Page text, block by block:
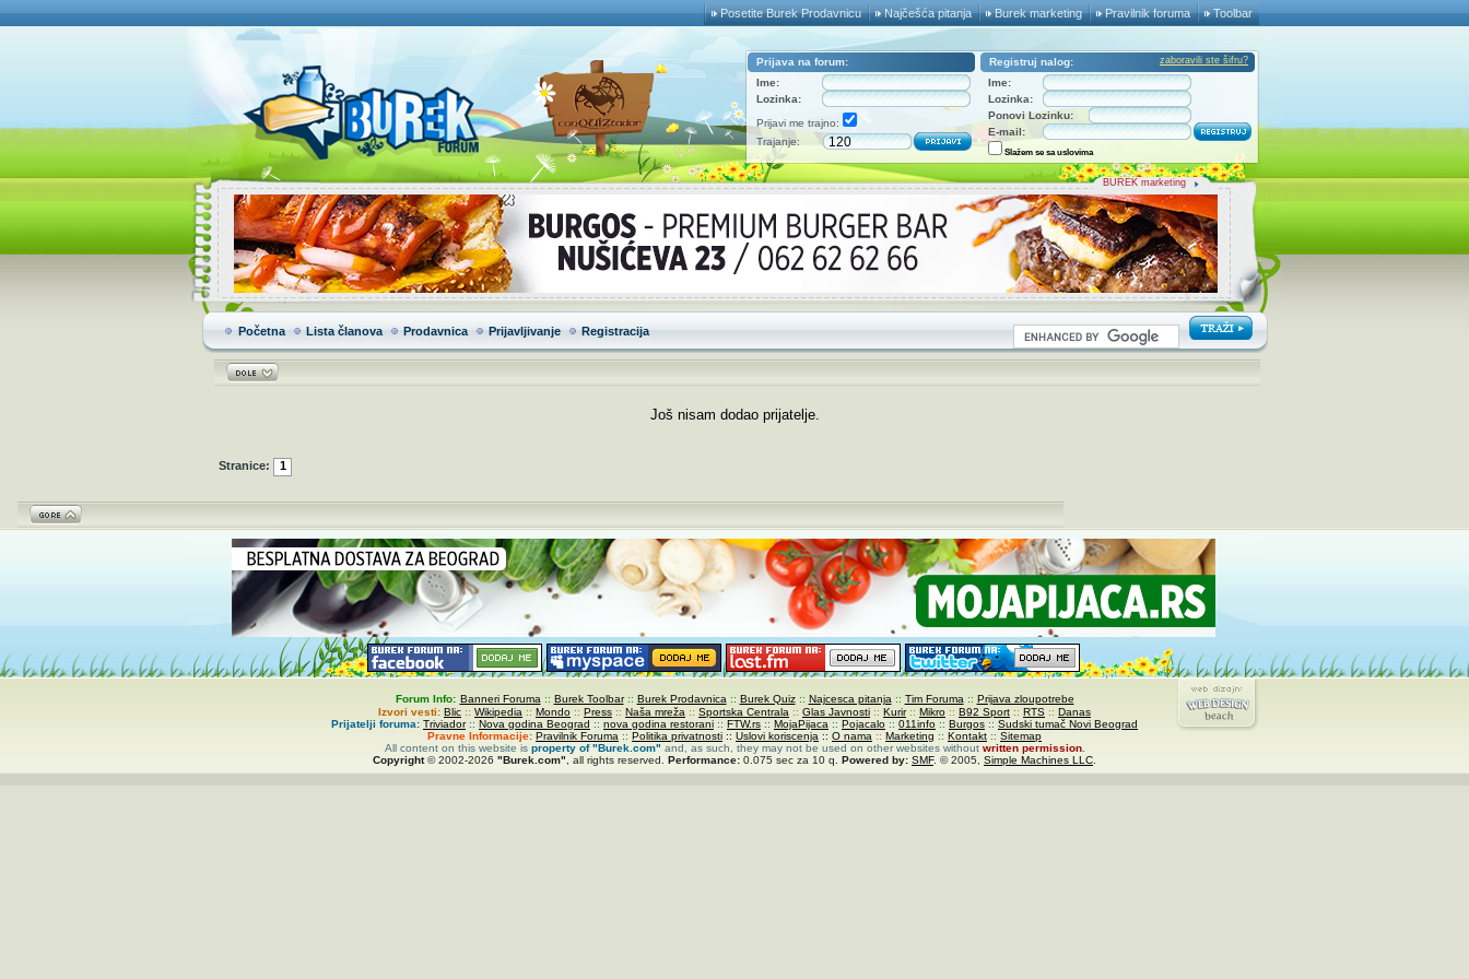
Toolbar
Pravilnik foruma
Burek marketing
Najčešća pitanja
Posetite Burek Prodavnicu
Prijava na forum:
Ime:
Lozinka:
Prijavi me trajno:
Trajanje:
Registruj nalog: zaboravili ste šifru?
Ime:
Lozinka:
Ponovi Lozinku:
E-mail:
Slažem se sa uslovima
BUREK marketing
Početna Lista članova Prodavnica Prijavljivanje Registracija
Još nisam dodao prijatelje.
Stranice: 1
Forum Info: Banneri Foruma :: Burek Toolbar:: Burek Prodavnica :: Burek Quiz:: Najcesca pitanja :: Tim Foruma :: Prijava zloupotrebe
Izvori vesti: Blic :: Wikipedia :: Mondo :: Press :: Naša mreža :: Sportska Centrala :: Glas Javnosti :: Kurir:: Mikro :: B92 Sport :: RTS :: Danas
Prijatelji foruma: Triviador:: Nova godina Beograd :: nova godina restorani :: FTW.rs :: MojaPijaca :: Pojacalo :: 011info :: Burgos :: Sudski tumač Novi Beograd
Pravne Informacije: Pravilnik Foruma :: Politika privatnosti :: Uslovi koriscenja :: O nama :: Marketing :: Kontakt :: Sitemap
All content on this website is property of"Burek.com" and, as such, they may not be used on other websites withoutwritten permission.
Copyright© 2002-2026 "Burek.com" , all rights reserved. Performance: 0.075 sec za 10 q. Powered by: SMF. © 2005, Simple Machines LLC